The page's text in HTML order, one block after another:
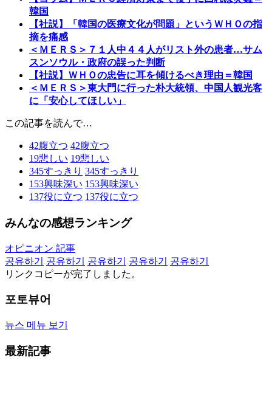
韓国
【社説】「韓国の医療文化が問題」というＷＨＯの指
摘を痛感
＜ＭＥＲＳ＞７１人中４４人がリスト外の患者…サム
スンソウル・政府の誤った判断
【社説】ＷＨＯの忠告に耳を傾けるべき理由＝韓国
＜ＭＥＲＳ＞東大門に行った朴大統領、中国人観光客
に「安心してほしい」
この記事を読んで…
42腹立つ 42腹立つ
19悲しい 19悲しい
345すっきり 345すっきり
153興味深い 153興味深い
137役に立つ 137役に立つ
みんなの感想ランキング
オピニオン 記事
공유하기
공유하기 공유하기 공유하기
공유하기
リンクコピーが完了しました。
포토뷰어
뉴스 메뉴 보기
最新記事